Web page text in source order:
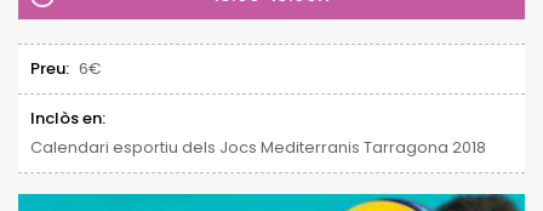
Preu: 6€
Inclòs en:
Calendari esportiu dels Jocs Mediterranis Tarragona 2018